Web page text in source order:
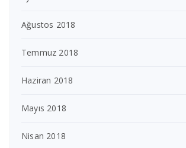
Ağustos 2018
Temmuz 2018
Haziran 2018
Mayıs 2018
Nisan 2018